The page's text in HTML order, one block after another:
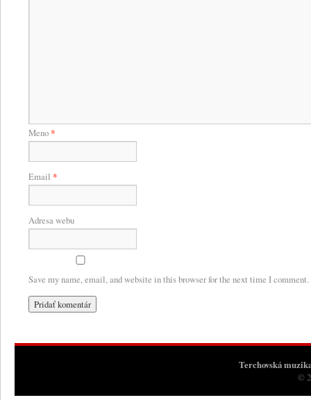
Meno*
Email *
Adresa webu
Save my name, email, and website in this browser for the next time I comment.
Terchovská
©